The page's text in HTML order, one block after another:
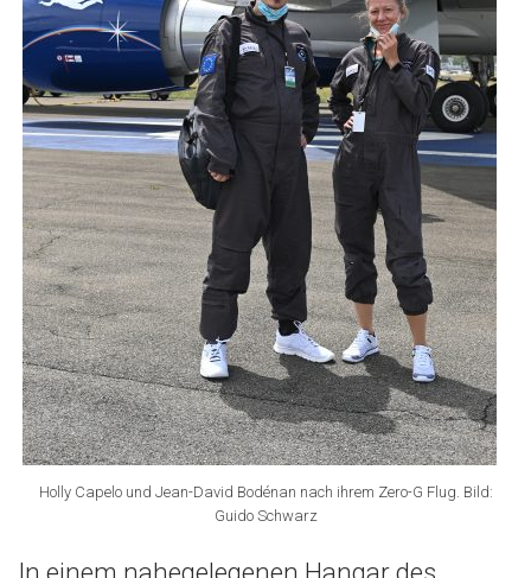
Holly Capelo und Jean-David Bodénan nach ihrem Zero-G Flug. Bild:
Guido Schwarz